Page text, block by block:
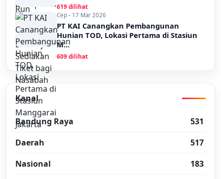
619 dilihat
Cep - 17 Mar 2026
PT KAI Canangkan Pembangunan
Hunian TOD, Lokasi Pertama di Stasiun
M...
609 dilihat
Kanal
Bandung Raya
531
Daerah
517
Nasional
183